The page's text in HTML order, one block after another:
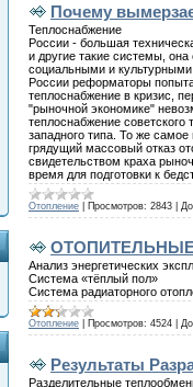
Почему
Теплоснабжение
России - большая
и другие такие системы,
социальными и
России реформаторы
теплоснабжение в кризис,
"рыночной экономике"
теплоснабжение советского
западного типа. То же
грядущий массовый отказ
свидетельством краха
время для подготовки к
Отопление| Просмотров: 2843|
ОТОПИТЕЛЬНЫЕ
Анализ энергетических
Система «тёплый пол»
Система радиаторного
Отопление| Просмотров: 4524|
Результаты
Разделительные